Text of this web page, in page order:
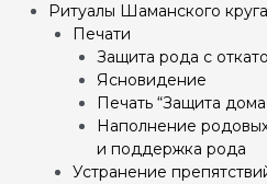
Ритуалы Шаманского круга
Печати
Защита рода с
Ясновидение
Печать “Защита
Наполнение
и поддержка рода
Устранение